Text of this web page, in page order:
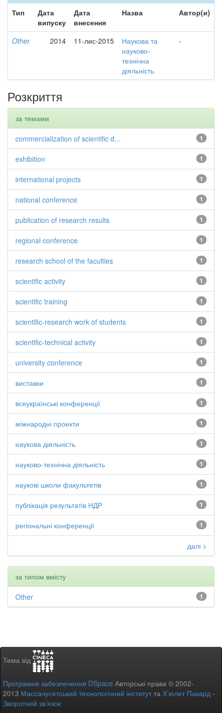
Тип
Дата
випуску
Дата
внесення
Назва Автор(и)
Other 2014 11-лис-2015
Наукова та
науково-
технічна
діяльність
-
Розкриття
за темами
1
commercialization of scientific d...
1
exhibition
1
international projects
1
national conference
1
publication of research results
1
regional conference
1
research school of the faculties
1
scientific activity
1
scientific training
1
scientific-research work of students
1
scientific-technical activity
1
university conference
1
виставки
1
всеукраїнські конференції
1
міжнародні проекти
1
наукова діяльність
1
науково-технічна діяльність
1
наукові школи факультетів
1
публікація результатів НДР
1
регіональні конференції
далі >
за типом вмісту
1
Other
Тема від
Програмне забезпечення DSpace Авторські права © 2002-
2013 Массачусетський технологічний інститутта Х’юлет Пакард -
Зворотний зв’язок